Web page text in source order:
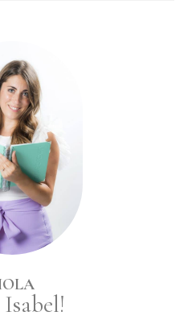
Isabel!